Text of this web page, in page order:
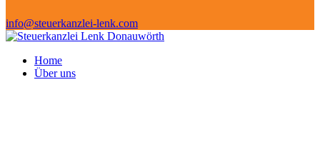
info@steuerkanzlei-lenk.com
Home
Über uns